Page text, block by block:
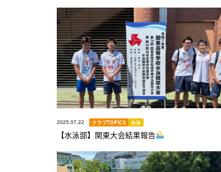
2025.07.22 クラブTOPICS 水泳
【水泳部】関東大会結果報告